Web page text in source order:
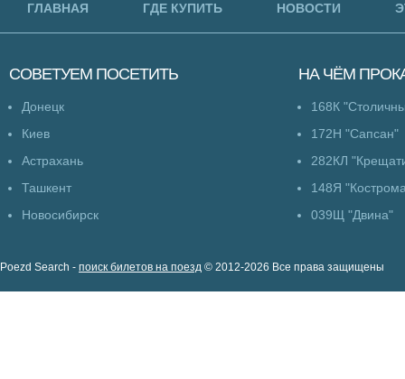
ГЛАВНАЯ ГДЕ КУПИТЬ НОВОСТИ
СОВЕТУЕМ ПОСЕТИТЬ
Донецк
Киев
Астрахань
Ташкент
Новосибирск
НА ЧЁМ
168К
172Н "Сапсан"
282КЛ
148Я
039Щ "Двина"
Poezd Search - поиск билетов на поезд © 2012-2026 Все права защищены